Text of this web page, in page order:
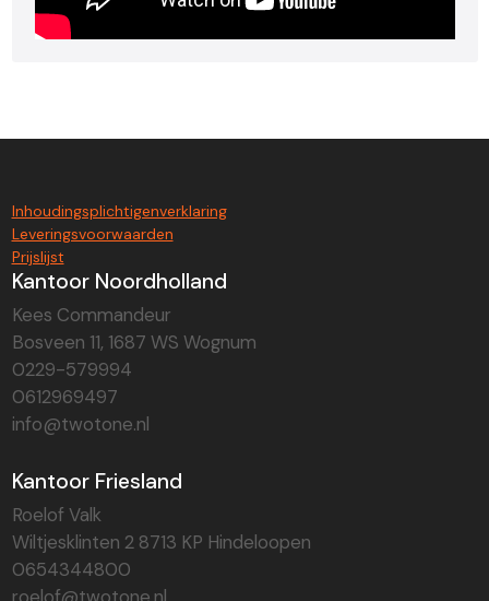
Inhoudingsplichtigenverklaring
Leveringsvoorwaarden
Prijslijst
Kantoor Noordholland
Kees Commandeur
Bosveen 11, 1687 WS Wognum
0229-579994
0612969497
info@twotone.nl
Kantoor Friesland
Roelof Valk
Wiltjesklinten 2 8713 KP Hindeloopen
0654344800